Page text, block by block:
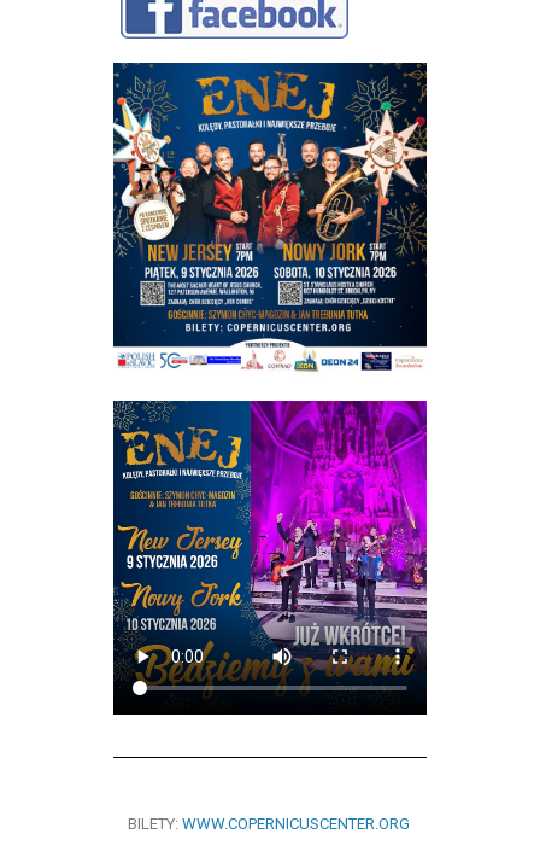
BILETY: WWW.COPERNICUSCENTER.ORG